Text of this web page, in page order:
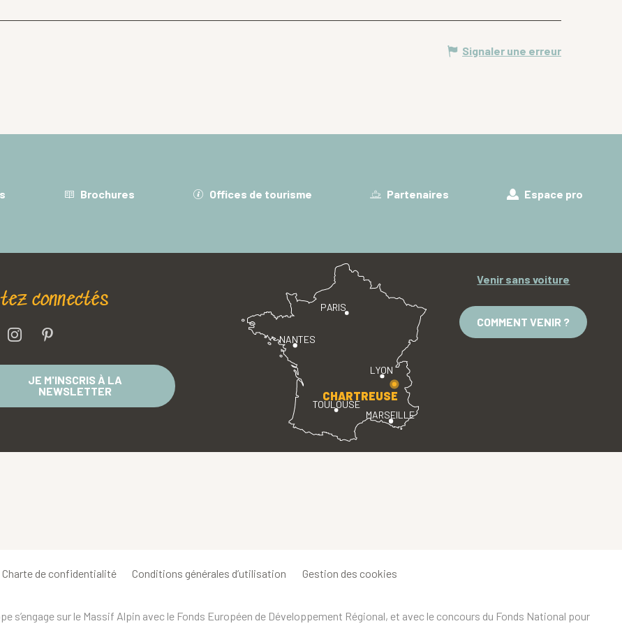
Signaler une erreur
Brochures Offices de tourisme Partenaires Espace pro
connectés
JE M'INSCRIS À LA
NEWSLETTER
PARIS
LYON
TOULOUSE
MARSEILLE
NANTES
CHARTREUSE
Venir sans voiture
COMMENT VENIR ?
Charte de confidentialité Conditions générales d’utilisation Gestion des cookies
s’engage sur le Massif Alpin avec le Fonds Européen de Développement Régional, et avec le concours du Fonds National pour